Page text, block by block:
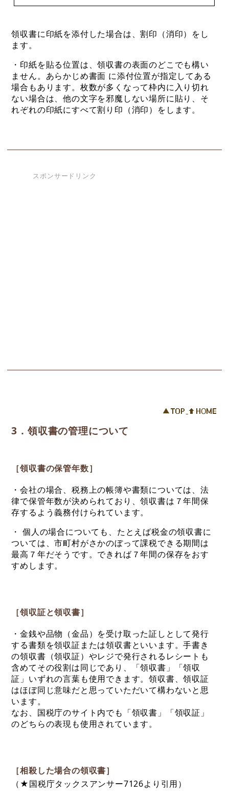
領収書に印紙を添付した場合は、割印（消印）をし
ます。
・印紙を貼る位置は、領収書の表面のどこでも構い
ません。あらかじめ書面 に添付位置が指定してある
場合もあります。枚数が多くなって枠内に入り切れ
ない場合は、他の文字を邪魔しない場所に貼り、そ
れぞれの印紙にすべて割り印（消印）をします。
スポンサードリンク
3．領収書の管理について
［領収書の保管年数］
・会社の場合、税務上の帳簿や書類については、法
律で保管年数が決められており、領収書は７年間保
存するよう義務付けられています。
・ 個人の場合についても、たとえば税金の領収書に
ついては、市町村がさかのぼって課税できる期間は
最高７年だそうです。できれば７年間の保存をおす
すめします。
［領収証と領収書］
・金銭や品物（金品）を受け取った証しとして発行
する書類を領収証または領収書といいます。手書き
の領収書（領収証）やレジで発行されるレシートも
含めてその役割は同じであり、「領収書」「領収
証」いずれの言葉も使用できます。領収書、領収証
はほぼ同じ意味だと思っていただいて構わないと思
います。
なお、国税庁のサイト内でも「領収書」「領収証」
のどちらの表現も使用されています。
［相殺した場合の領収書］
（★国税庁タックスアンサー7126より引用）